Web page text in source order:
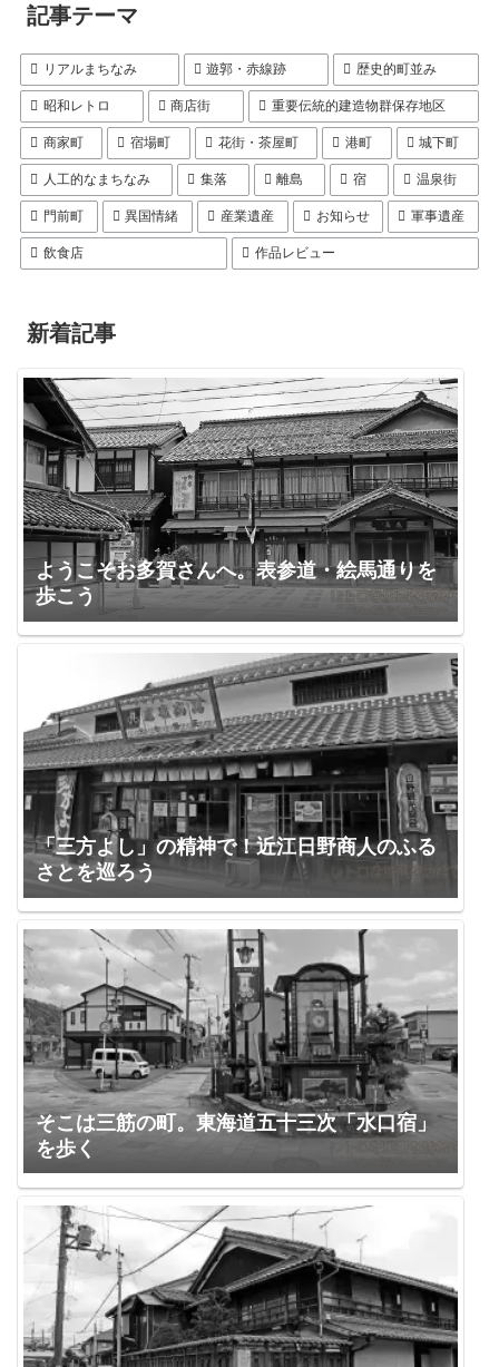
記事テーマ
リアルまちなみ 遊郭・赤線跡 歴史的町並み
昭和レトロ 商店街 重要伝統的建造物群保存地区
商家町 宿場町 花街・茶屋町 港町 城下町
人工的なまちなみ 集落 離島 宿 温泉街
門前町 異国情緒 産業遺産 お知らせ 軍事遺産
飲食店 作品レビュー
新着記事
ようこそお多賀さんへ。表参道・絵馬通りを
歩こう
「三方よし」の精神で！近江日野商人のふる
さとを巡ろう
そこは三筋の町。東海道五十三次「水口宿」
を歩く